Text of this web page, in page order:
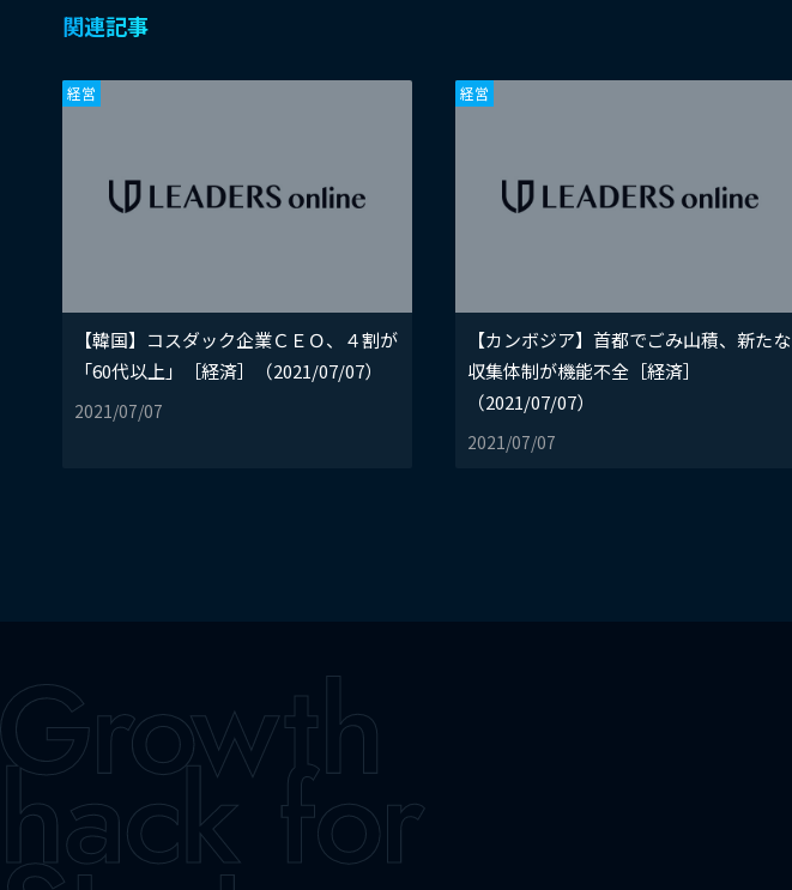
関連記事
【韓国】コスダック企業ＣＥＯ、４割が
「60代以上」［経済］（2021/07/07）
2021/07/07
経営
【カンボジア】首都でごみ山積、新たな
収集体制が機能不全［経済］
（2021/07/07）
2021/07/07
経営